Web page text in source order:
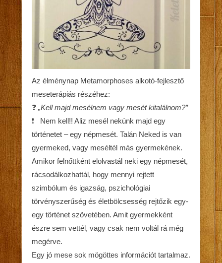
Az élménynap Metamorphoses alkotó-fejlesztő
meseterápiás részéhez:
❓ „Kell majd mesélnem vagy mesét kitalálnom?”
❗ Nem kell!! Aliz mesél nekünk majd egy
történetet – egy népmesét. Talán Neked is van
gyermeked, vagy meséltél más gyermekének.
Amikor felnőttként elolvastál neki egy népmesét,
rácsodálkozhattál, hogy mennyi rejtett
szimbólum és igazság, pszichológiai
törvényszerűség és életbölcsesség rejtőzik egy-
egy történet szövetében. Amit gyermekként
észre sem vettél, vagy csak nem voltál rá még
megérve.
Egy jó mese sok mögöttes információt tartalmaz.